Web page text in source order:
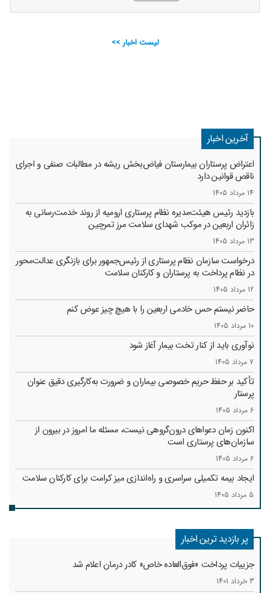
لیست اخبار >>
آخرین اخبار
اعتراض پرستاران بیمارستان فیاض‌بخش ریشه در مطالبات صنفی و اجرای
ناقص قوانین دارد
14 مرداد 1405
بازدید رئیس هیئت‌مدیره نظام پرستاری ارومیه از روند خدمت‌رسانی به
زائران اربعین در موکب شهدای سلامت مرز تمرچین
13 مرداد 1405
درخواست سازمان نظام پرستاری از رئیس‌جمهور برای بازنگری عدالت‌محور
در نظام پرداخت به پرستاران و کارکنان سلامت
12 مرداد 1405
حاضر نیستم حس خادمی اربعین را با هیچ چیز عوض کنم
10 مرداد 1405
نوآوری باید از کنار تخت بیمار آغاز شود
7 مرداد 1405
تأکید بر حفظ حریم خصوصی بیماران و ضرورت به‌کارگیری دقیق عنوان
پرستار
6 مرداد 1405
اکنون زمان دعواهای درون‌گروهی نیست، مسئله ما امروز در بیرون از
سازمان‌های پرستاری است
6 مرداد 1405
ایجاد بیمه تکمیلی سراسری و راه‌اندازی میز کرامت برای کارکنان سلامت
5 مرداد 1405
پر بازدید ترین اخبار
جزییات پرداخت «فوق‌العاده خاص» کادر درمان اعلام شد
3 خرداد 1401